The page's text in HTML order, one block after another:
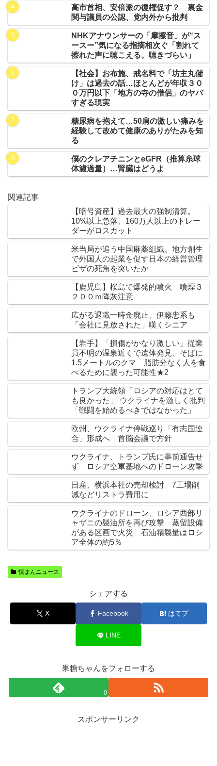
高市首相、安倍派の復権促す？ 裏金
関与議員の公認、党内外から批判
NHKアナウンサーの「摩擦音」が“ス
ースー”気になる指摘相次ぐ「割れて
擦れた声に聴こえる。聴きづらい」
【社会】お布施、戒名料で「坊主丸儲
け」は過去の話…ほとんどが年収３０
０万円以下「地方の寺の僧侶」のヤバ
すぎる現実
糖尿病を抱えて…50肩の激しい痛みを
経験して改めて健康のありがたみを知
る
僕のクレアチニンとeGFR（推算糸球
体濾過量）…腎臓はどうよ
関連記事
【暗号資産】過去最大の強制清算。
10%以上急落、160万人以上のトレー
ダーがロスカット
米当局が追う中国麻薬組織、地方創生
で外国人の起業を促す日本の経営管理
ビザの死角を突いたか
【鹿児島】桜島で爆発的噴火 噴煙３
２００ｍ降灰注意
広がる退職一時金廃止、伊藤忠系も
「会社に見放された」嘆くシニア
【岩手】「損傷がかなり激しい」従業
員不明の温泉近くで遺体発見、そばに
1.5メートルのクマ 脂肪分なく人を食
べるために襲った可能性★2
トランプ大統領「ロシアの対応はとて
も良かった」 ウクライナを激しく批判
「戦闘を始めるべきではなかった」
欧州、ウクライナ停戦巡り「有志国連
合」形成へ 首脳会議で方針
ウクライナ、トランプ氏に事前通告せ
ず ロシア空軍基地へのドローン攻撃
日産、横浜本社の売却検討 7工場削
減などリストラ費用に
ウクライナのドローン、ロシア西部リ
ャザニの製油所を再び攻撃 蒸留設備
がある区画で火災 石油精製量はロシ
ア全体の約5％
憤まんニュース
シェアする
X Facebook はてブ
LINE
果糖ちゃんをフォローする
0
スポンサーリンク